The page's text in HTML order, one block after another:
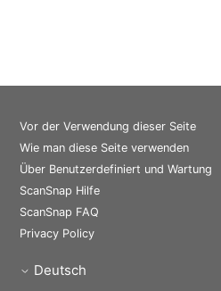
Vor der Verwendung dieser Seite
Wie man diese Seite verwenden
Über Benutzerdefiniert und Wartung
ScanSnap Hilfe
ScanSnap FAQ
Privacy Policy
Deutsch